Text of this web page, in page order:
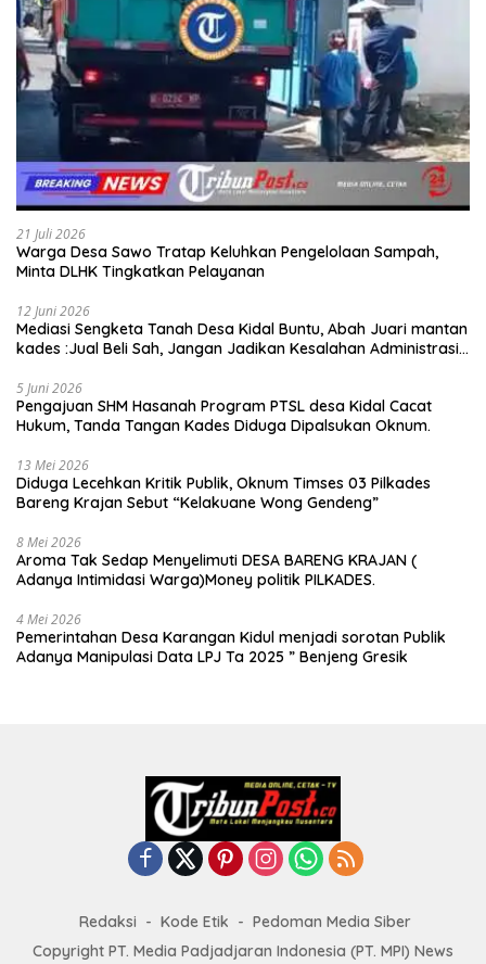
21 Juli 2026
Warga Desa Sawo Tratap Keluhkan Pengelolaan Sampah,
Minta DLHK Tingkatkan Pelayanan
12 Juni 2026
Mediasi Sengketa Tanah Desa Kidal Buntu, Abah Juari mantan
kades :Jual Beli Sah, Jangan Jadikan Kesalahan Administrasi
5 Juni 2026
Pengajuan SHM Hasanah Program PTSL desa Kidal Cacat
Hukum, Tanda Tangan Kades Diduga Dipalsukan Oknum.
13 Mei 2026
Diduga Lecehkan Kritik Publik, Oknum Timses 03 Pilkades
Bareng Krajan Sebut “Kelakuane Wong Gendeng”
8 Mei 2026
Aroma Tak Sedap Menyelimuti DESA BARENG KRAJAN (
Adanya Intimidasi Warga)Money politik PILKADES.
4 Mei 2026
Pemerintahan Desa Karangan Kidul menjadi sorotan Publik
Adanya Manipulasi Data LPJ Ta 2025 ” Benjeng Gresik
Redaksi Kode Etik
Pedoman Media Siber
Copyright PT. Media Padjadjaran Indonesia (PT. MPI) News